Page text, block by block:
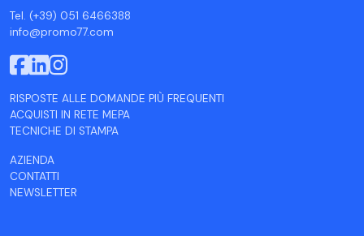
Tel. (+39) 051 6466388
info@promo77.com
RISPOSTE ALLE DOMANDE PIÙ FREQUENTI
ACQUISTI IN RETE MEPA
TECNICHE DI STAMPA
AZIENDA
CONTATTI
NEWSLETTER